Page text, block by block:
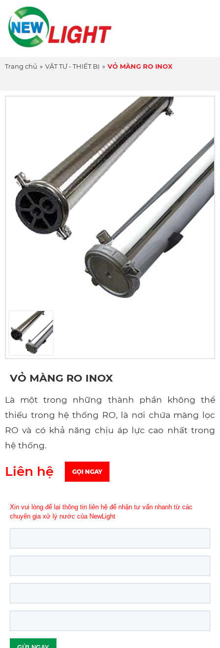
Trang chủ » VẬT TƯ - THIẾT BỊ » VỎ MÀNG RO INOX
VỎ MÀNG RO INOX
Là một trong những thành phần không thể
thiếu trong hệ thống RO, là nơi chứa màng lọc
RO và có khả năng chịu áp lực cao nhất trong
hệ thống.
Liên hệ GỌI NGAY
Xin vui lòng để lại thông tin liên hệ để nhận tư vấn nhanh từ các
chuyên gia xử lý nước của NewLight